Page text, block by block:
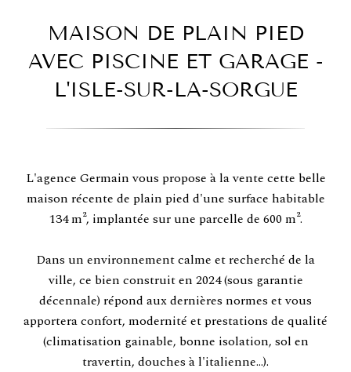
MAISON DE PLAIN PIED
AVEC PISCINE ET GARAGE -
L'ISLE-SUR-LA-SORGUE
L'agence Germain vous propose à la vente cette belle
maison récente de plain pied d'une surface habitable
134 m², implantée sur une parcelle de 600 m².
Dans un environnement calme et recherché de la
ville, ce bien construit en 2024 (sous garantie
décennale) répond aux dernières normes et vous
apportera confort, modernité et prestations de qualité
(climatisation gainable, bonne isolation, sol en
travertin, douches à l'italienne...).